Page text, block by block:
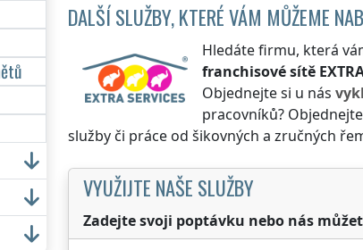
DALŠÍ SLUŽBY, KTERÉ VÁM MŮŽEME
Hledáte firmu, která
franchisové sítě
Objednejte si u nás
pracovníků?
služby či práce od šikovných a zručných
VYUŽIJTE NAŠE SLUŽBY
Zadejte svoji poptávku nebo nás